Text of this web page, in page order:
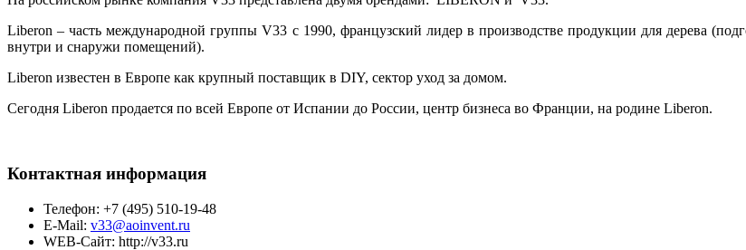
Liberon – часть международной группы V33 с 1990, французский лидер в производстве продукции для дерева
внутри и снаружи помещений).
Liberon известен в Европе как крупный поставщик в DIY, сектор уход за домом.
Сегодня Liberon продается по всей Европе от Испании до России, центр бизнеса во Франции, на родине Liberon.
Контактная информация
Телефон: +7 (495) 510-19-48
E-Mail: v33@aoinvent.ru
WEB-Сайт: http://v33.ru